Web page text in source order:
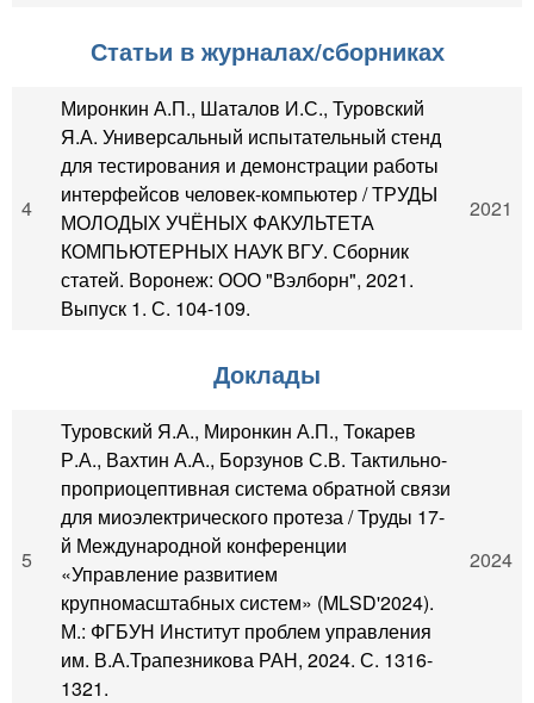
Статьи в журналах/сборниках
4
Миронкин А.П., Шаталов И.С., Туровский
Я.А. Универсальный испытательный стенд
для тестирования и демонстрации работы
интерфейсов человек-компьютер / ТРУДЫ
МОЛОДЫХ УЧЁНЫХ ФАКУЛЬТЕТА
КОМПЬЮТЕРНЫХ НАУК ВГУ. Сборник
статей. Воронеж: ООО "Вэлборн", 2021.
Выпуск 1. С. 104-109.
2021
Доклады
5
Туровский Я.А., Миронкин А.П., Токарев
Р.А., Вахтин А.А., Борзунов С.В. Тактильно-
проприоцептивная система обратной связи
для миоэлектрического протеза / Труды 17-
й Международной конференции
«Управление развитием
крупномасштабных систем» (MLSD'2024).
М.: ФГБУН Институт проблем управления
им. В.А.Трапезникова РАН, 2024. С. 1316-
1321.
2024